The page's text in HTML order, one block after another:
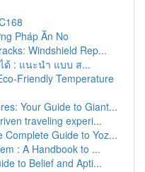
Pháp Ăn No
Windshield Rep...
ด้ : แนะนำ แบบ ส...
Friendly Temperature
Your Guide to Giant...
traveling experi...
Complete Guide to Yoz...
: A Handbook to ...
to Belief and Apti...